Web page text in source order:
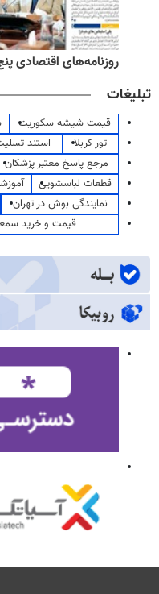
روزنامه‌های اقتصادی پنج‌شنبه ۱۵
تبلیغات
قیمت شیشه سکوریت
تور کربلا
استند
مرجع پاسخ معتبر پزشکان
قطعات لباسشویی
نمایندگی بوش در تهران
قیمت و خرید